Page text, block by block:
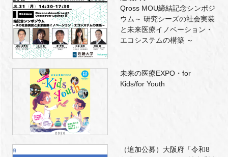
Qross MOU締結記念シンポジ
ウム～ 研究シーズの社会実装
と未来医療イノベーション・
エコシステムの構築 ～
未来の医療EXPO・for
Kids/for Youth
（追加公募）大阪府「令和8